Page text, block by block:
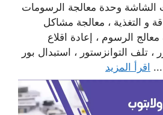
الشاشة وحدة معالجة الرسومات
و التغذية ، معالجة مشاكل
معالج الرسوم ، إعادة اقلاع
تلف التوانزستور ، استبدال بور
اقرأ المزيد